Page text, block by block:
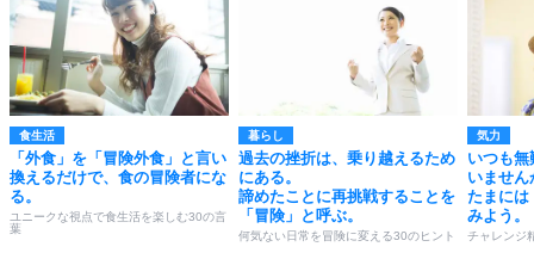
食生活
「外食」を「冒険外食」と言い
換えるだけで、食の冒険者にな
る。
ユニークな視点で食生活を楽しむ30の言
葉
暮らし
過去の挫折は、乗り越えるため
にある。
諦めたことに再挑戦することを
「冒険」と呼ぶ。
何気ない日常を冒険に変える30のヒント
気力
いつも
いません
たまには
みよう。
チャレンジ